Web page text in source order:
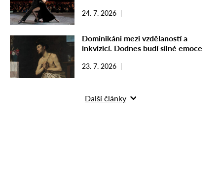
24. 7. 2026
Dominikáni mezi vzdělaností a
inkvizicí. Dodnes budí silné emoce
23. 7. 2026
Další články